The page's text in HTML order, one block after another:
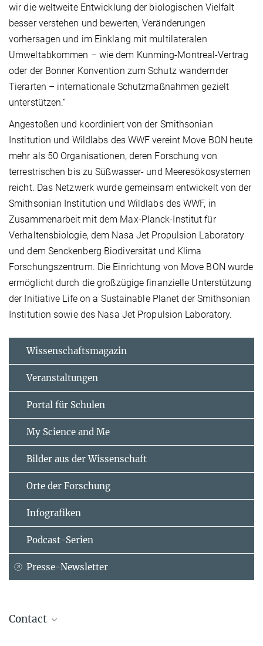
wir die weltweite Entwicklung der biologischen Vielfalt
besser verstehen und bewerten, Veränderungen
vorhersagen und im Einklang mit multilateralen
Umweltabkommen – wie dem Kunming-Montreal-Vertrag
oder der Bonner Konvention zum Schutz wandernder
Tierarten – internationale Schutzmaßnahmen gezielt
unterstützen.“
Angestoßen und koordiniert von der Smithsonian
Institution und Wildlabs des WWF vereint Move BON heute
mehr als 50 Organisationen, deren Forschung von
terrestrischen bis zu Süßwasser- und Meeresökosystemen
reicht. Das Netzwerk wurde gemeinsam entwickelt von der
Smithsonian Institution und Wildlabs des WWF, in
Zusammenarbeit mit dem Max-Planck-Institut für
Verhaltensbiologie, dem Nasa Jet Propulsion Laboratory
und dem Senckenberg Biodiversität und Klima
Forschungszentrum. Die Einrichtung von Move BON wurde
ermöglicht durch die großzügige finanzielle Unterstützung
der Initiative Life on a Sustainable Planet der Smithsonian
Institution sowie des Nasa Jet Propulsion Laboratory.
Wissenschaftsmagazin
Veranstaltungen
Portal für Schulen
My Science and Me
Bilder aus der Wissenschaft
Orte der Forschung
Infografiken
Podcast-Serien
Presse-Newsletter
Contact